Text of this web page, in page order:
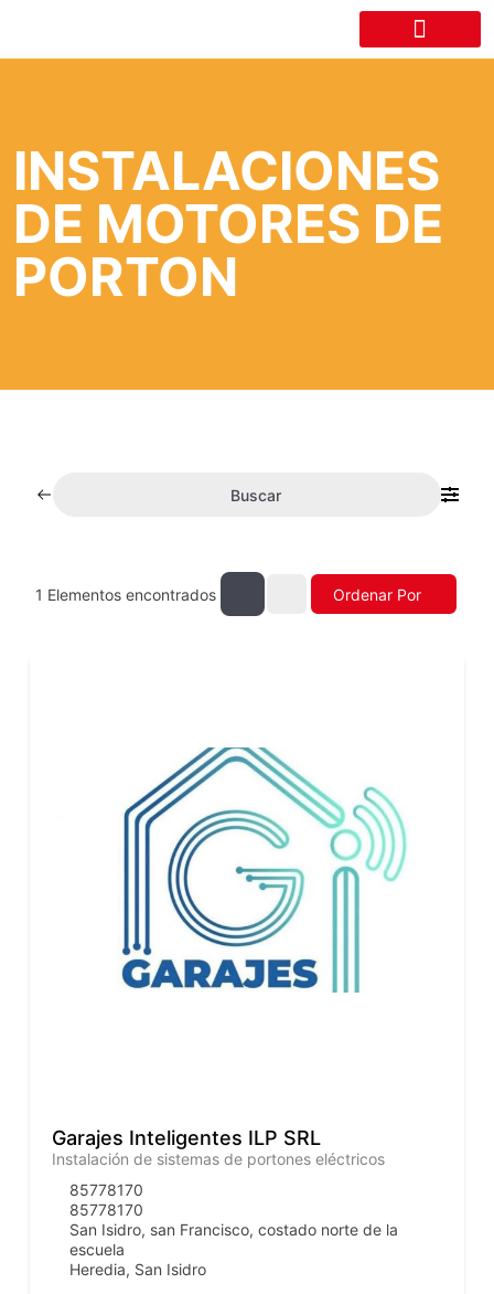
INSTALACIONES
DE MOTORES DE
PORTON
Buscar
1 Elementos encontrados Ordenar Por
Garajes Inteligentes ILP SRL
Instalación de sistemas de portones eléctricos
85778170
85778170
San Isidro, san Francisco, costado norte de la
escuela
Heredia, San Isidro